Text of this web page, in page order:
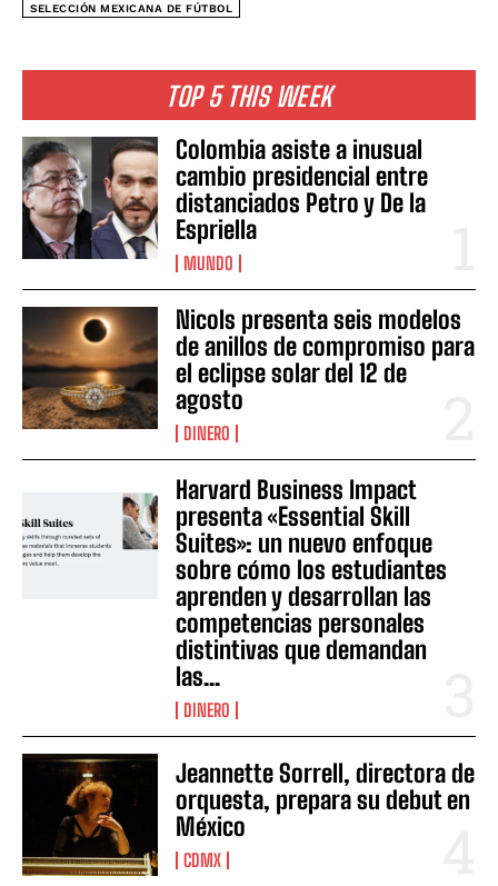
TOP 5 THIS WEEK
Colombia asiste a inusual
cambio presidencial entre
distanciados Petro y De la
Espriella
MUNDO
Nicols presenta seis modelos
de anillos de compromiso para
el eclipse solar del 12 de
agosto
DINERO
Harvard Business Impact
presenta «Essential Skill
Suites»: un nuevo enfoque
sobre cómo los estudiantes
aprenden y desarrollan las
competencias personales
distintivas que demandan
las...
DINERO
Jeannette Sorrell, directora de
orquesta, prepara su debut en
México
CDMX
SELECCIÓN MEXICANA DE FÚTBOL